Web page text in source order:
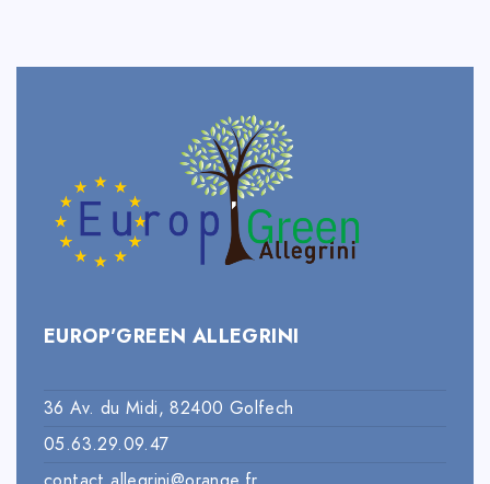
EUROP’GREEN ALLEGRINI
36 Av. du Midi, 82400 Golfech
05.63.29.09.47